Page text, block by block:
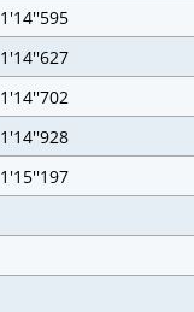
1'14''595
1'14''627
1'14''702
1'14''928
1'15''197